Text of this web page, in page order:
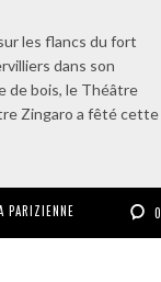
les flancs du fort
dans son
de bois, le Théâtre
Zingaro a fêté cette
PARIZIENNE 0